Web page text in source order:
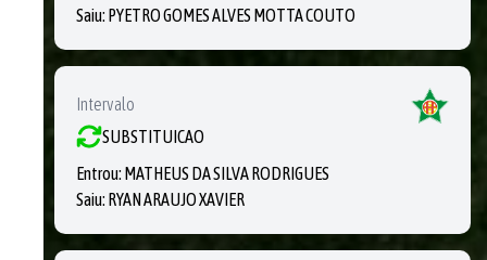
Saiu: PYETRO GOMES ALVES MOTTA COUTO
Intervalo
SUBSTITUICAO
Entrou: MATHEUS DA SILVA RODRIGUES
Saiu: RYAN ARAUJO XAVIER